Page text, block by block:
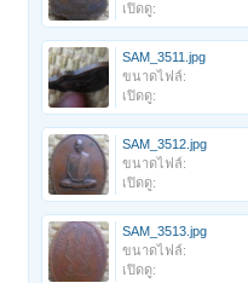
เปิดดู:
SAM_3511.jpg
ขนาดไฟล์:
เปิดดู:
SAM_3512.jpg
ขนาดไฟล์:
เปิดดู:
SAM_3513.jpg
ขนาดไฟล์:
เปิดดู: